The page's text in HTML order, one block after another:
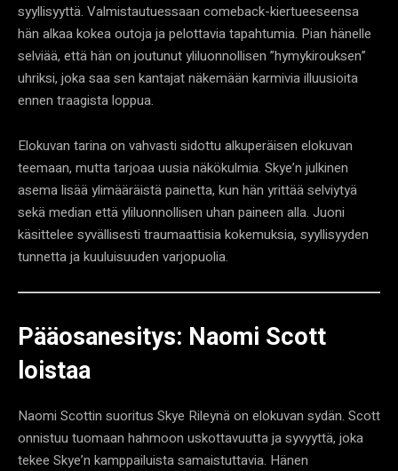
syyllisyyttä. Valmistautuessaan comeback-kiertueeseensa
hän alkaa kokea outoja ja pelottavia tapahtumia. Pian hänelle
selviää, että hän on joutunut yliluonnollisen ”hymykirouksen”
uhriksi, joka saa sen kantajat näkemään karmivia illuusioita
ennen traagista loppua.
Elokuvan tarina on vahvasti sidottu alkuperäisen elokuvan
teemaan, mutta tarjoaa uusia näkökulmia. Skye’n julkinen
asema lisää ylimääräistä painetta, kun hän yrittää selviytyä
sekä median että yliluonnollisen uhan paineen alla. Juoni
käsittelee syvällisesti traumaattisia kokemuksia, syyllisyyden
tunnetta ja kuuluisuuden varjopuolia.
Pääosanesitys: Naomi Scott
loistaa
Naomi Scottin suoritus Skye Rileynä on elokuvan sydän. Scott
onnistuu tuomaan hahmoon uskottavuutta ja syvyyttä, joka
tekee Skye’n kamppailuista samaistuttavia. Hänen